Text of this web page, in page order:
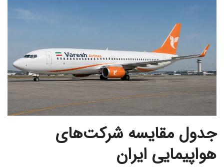
جدول مقایسه شرکت‌های
هواپیمایی ایران